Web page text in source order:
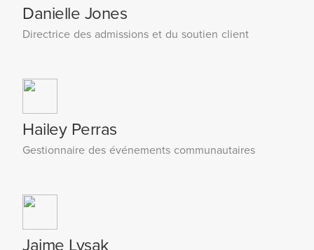
Danielle Jones
Directrice des admissions et du soutien client
Hailey Perras
Gestionnaire des événements communautaires